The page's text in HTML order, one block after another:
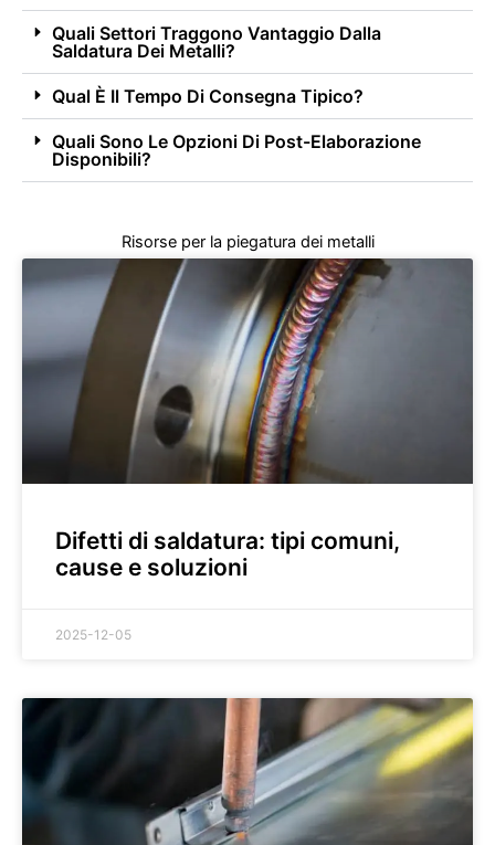
Quali Settori Traggono Vantaggio Dalla
Saldatura Dei Metalli?
Qual È Il Tempo Di Consegna Tipico?
Quali Sono Le Opzioni Di Post-Elaborazione
Disponibili?
Risorse per la piegatura dei metalli
Difetti di saldatura: tipi comuni,
cause e soluzioni
2025-12-05